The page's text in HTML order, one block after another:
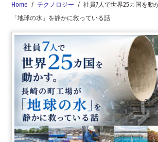
Home / テクノロジー / 社員7人で世界25カ国を動
「地球の水」を静かに救っている話